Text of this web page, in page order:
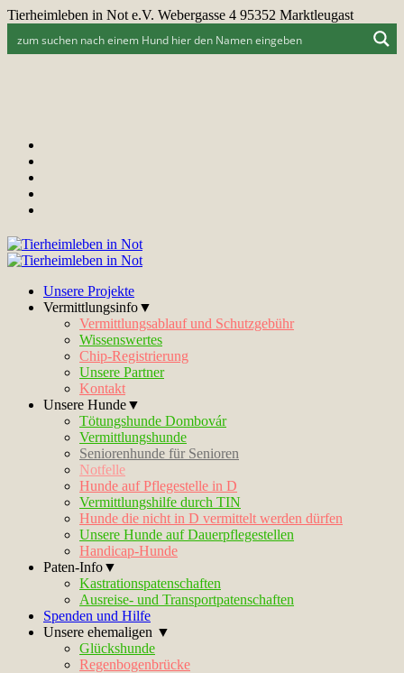
Tierheimleben in Not e.V. Webergasse 4 95352 Marktleugast
Unsere Projekte
Vermittlungsinfo▼
Vermittlungsablauf und Schutzgebühr
Wissenswertes
Chip-Registrierung
Unsere Partner
Kontakt
Unsere Hunde▼
Tötungshunde Dombovár
Vermittlungshunde
Seniorenhunde für Senioren
Notfelle
Hunde auf Pflegestelle in D
Vermittlungshilfe durch TIN
Hunde die nicht in D vermittelt werden dürfen
Unsere Hunde auf Dauerpflegestellen
Handicap-Hunde
Paten-Info▼
Kastrationspatenschaften
Ausreise- und Transportpatenschaften
Spenden und Hilfe
Unsere ehemaligen ▼
Glückshunde
Regenbogenbrücke